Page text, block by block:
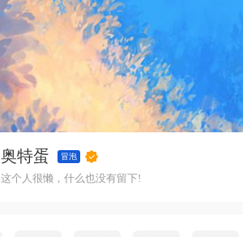
奥特蛋 冒泡
这个人很懒，什么也没有留下!